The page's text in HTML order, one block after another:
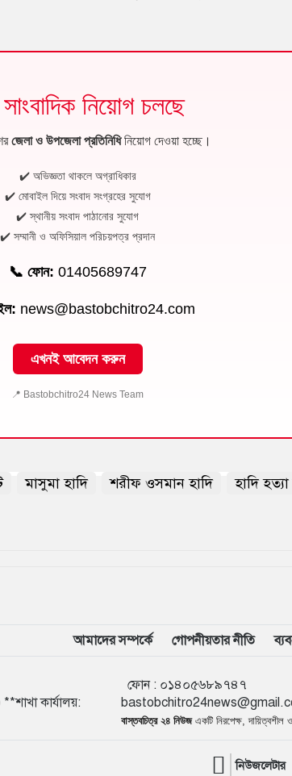
নিয়োগ চলছে
জেলা ও উপজেলা প্রতিনিধিনিয়োগ দেওয়া হচ্ছে।
✔️ অভিজ্ঞতা থাকলে অগ্রাধিকার
✔️ মোবাইল দিয়ে সংবাদ সংগ্রহের সুযোগ
✔️ স্থানীয় সংবাদ পাঠানোর সুযোগ
✔️ সম্মানী ও অফিসিয়াল পরিচয়পত্র প্রদান
📞 ফোন: 01405689747
news@bastobchitro24.com
এখনই আবেদন করুন
📍 Bastobchitro24 News Team
মাসুমা হাদি শরীফ ওসমান হাদি হাদি
আমাদের সম্পর্কে গোপনীয়তার নীতি
কার্যালয়:
ফোন :
বাস্তবচিত্র ২৪ নিউজএকটি নিরপেক্ষ,
নিউজলেটার